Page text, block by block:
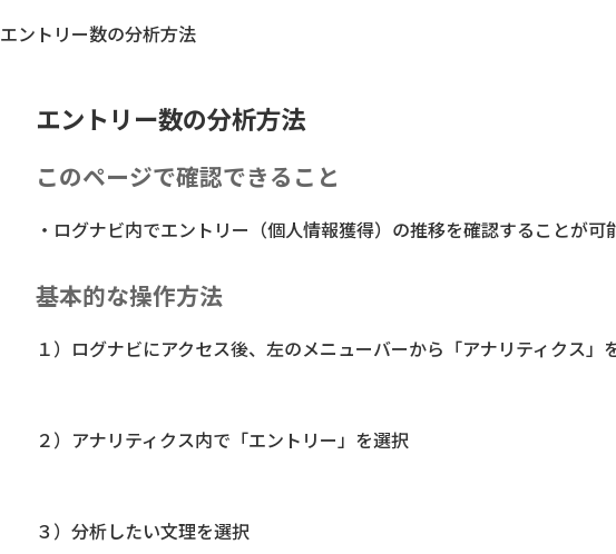
エントリー数の分析方法
エントリー数の分析方法
このページで確認できること
・ログナビ内でエントリー（個人情報獲得）の推移を確認することが可
基本的な操作方法
１）ログナビにアクセス後、左のメニューバーから「アナリティクス」
２）アナリティクス内で「エントリー」を選択
３）分析したい文理を選択